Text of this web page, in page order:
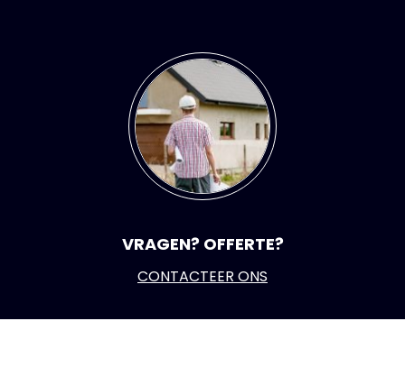
VRAGEN? OFFERTE?
CONTACTEER ONS